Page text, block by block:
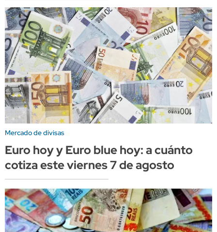
Mercado de divisas
Euro hoy y Euro blue hoy: a cuánto
cotiza este viernes 7 de agosto